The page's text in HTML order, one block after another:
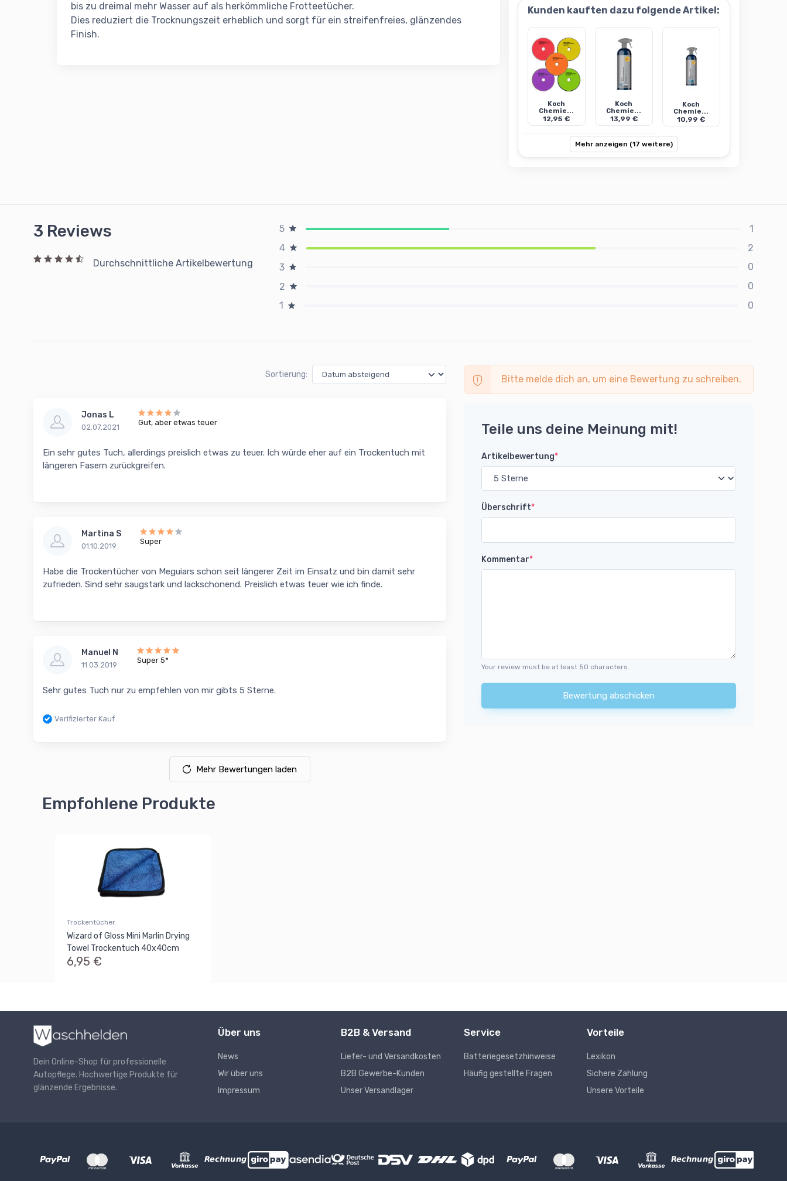
bis zu dreimal mehr Wasser auf als herkömmliche Frotteetücher.
Dies reduziert die Trocknungszeit erheblich und sorgt für ein streifenfreies, glänzendes
Finish.
Kunden kauften dazu folgende Artikel:
Koch
Chemie...
12,95 €
Koch
Chemie...
13,99 €
Koch
Chemie...
10,99 €
Mehr anzeigen (17 weitere)
3 Reviews
Durchschnittliche Artikelbewertung
5
1
4
2
3
0
2
0
1
0
Sortierung:
Jonas L
02.07.2021
Gut, aber etwas teuer
Ein sehr gutes Tuch, allerdings preislich etwas zu teuer. Ich würde eher auf ein Trockentuch mit
längeren Fasern zurückgreifen.
Martina S
01.10.2019
Super
Habe die Trockentücher von Meguiars schon seit längerer Zeit im Einsatz und bin damit sehr
zufrieden. Sind sehr saugstark und lackschonend. Preislich etwas teuer wie ich finde.
Manuel N
11.03.2019
Super 5*
Sehr gutes Tuch nur zu empfehlen von mir gibts 5 Sterne.
Verifizierter Kauf
Mehr Bewertungen laden
Bitte melde dich an, um eine Bewertung zu schreiben.
Teile uns deine Meinung mit!
Artikelbewertung*
Überschrift*
Kommentar*
Your review must be at least 50 characters.
Bewertung abschicken
Empfohlene Produkte
Trockentücher
Wizard of Gloss Mini Marlin Drying
Towel Trockentuch 40x40cm
6,95 €
Dein Online-Shop für professionelle
Autopflege. Hochwertige Produkte für
glänzende Ergebnisse.
Über uns
News
Wir über uns
Impressum
B2B & Versand
Liefer- und Versandkosten
B2B Gewerbe-Kunden
Unser Versandlager
Service
Batteriegesetzhinweise
Häufig gestellte Fragen
Vorteile
Lexikon
Sichere Zahlung
Unsere Vorteile